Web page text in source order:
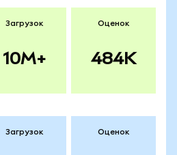
Загрузок
10M+
Оценок
484K
Загрузок Оценок